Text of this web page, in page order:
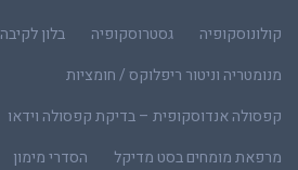
קולונוסקופיה גסטרוסקופיה
בלון לקיבה
מנומטריה וניטור ריפלוקס / חומציות
קפסולה אנדוסקופית – בדיקת קפסולה וידאו
מרפאת מומחים בסט מדיקל
הסדרי מימון